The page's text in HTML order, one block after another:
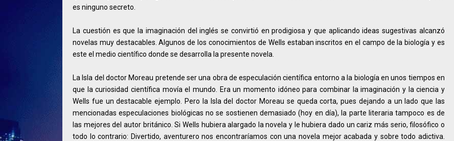
es ninguno secreto.
La cuestión es que la imaginación del inglés se convirtió en prodigiosa y que aplicando ideas sugestivas alcanzó
novelas muy destacables. Algunos de los conocimientos de Wells estaban inscritos en el campo de la biología y es
este el medio científico donde se desarrolla la presente novela.
La Isla del doctor Moreau pretende ser una obra de especulación científica entorno a la biología en unos tiempos en
que la curiosidad científica movía el mundo. Era un momento idóneo para combinar la imaginación y la ciencia y
Wells fue un destacable ejemplo. Pero la Isla del doctor Moreau se queda corta, pues dejando a un lado que las
mencionadas especulaciones biológicas no se sostienen demasiado (hoy en día), la parte literaria tampoco es de
las mejores del autor británico. Si Wells hubiera alargado la novela y le hubiera dado un cariz más serio, filosófico o
todo lo contrario: Divertido, aventurero nos encontraríamos con una novela mejor acabada y sobre todo adictiva.